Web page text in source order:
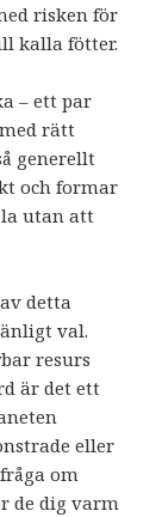
risken för
kalla fötter.
– ett par
rätt
generellt
och formar
utan att
detta
val.
resurs
är det ett
eller
om
de dig varm